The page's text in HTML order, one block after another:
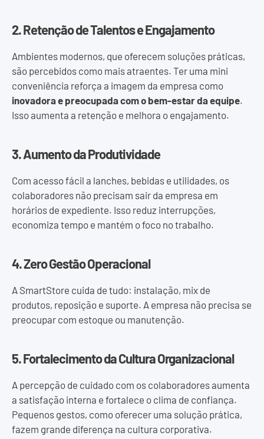
2. Retenção de Talentos e Engajamento
Ambientes modernos, que oferecem soluções práticas,
são percebidos como mais atraentes. Ter uma mini
conveniência reforça a imagem da empresa como
inovadora e preocupada com o bem-estar da equipe.
Isso aumenta a retenção e melhora o engajamento.
3. Aumento da Produtividade
Com acesso fácil a lanches, bebidas e utilidades, os
colaboradores não precisam sair da empresa em
horários de expediente. Isso reduz interrupções,
economiza tempo e mantém o foco no trabalho.
4. Zero Gestão Operacional
A SmartStore cuida de tudo: instalação, mix de
produtos, reposição e suporte. A empresa não precisa se
preocupar com estoque ou manutenção.
5. Fortalecimento da Cultura Organizacional
A percepção de cuidado com os colaboradores aumenta
a satisfação interna e fortalece o clima de confiança.
Pequenos gestos, como oferecer uma solução prática,
fazem grande diferença na cultura corporativa.